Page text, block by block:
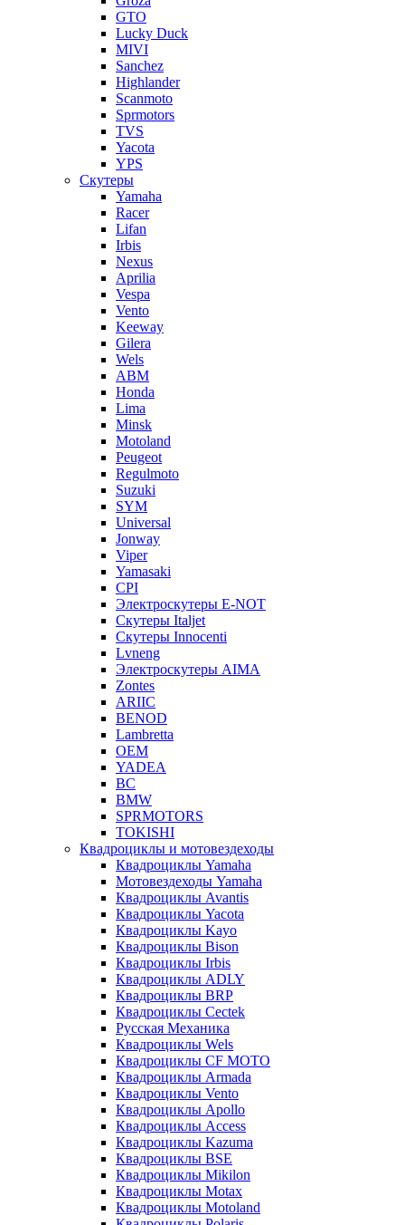
GTO
Lucky Duck
MIVI
Sanchez
Highlander
Scanmoto
Sprmotors
TVS
Yacota
YPS
Скутеры
Yamaha
Racer
Lifan
Irbis
Nexus
Aprilia
Vespa
Vento
Keeway
Gilera
Wels
ABM
Honda
Lima
Minsk
Motoland
Peugeot
Regulmoto
Suzuki
SYM
Universal
Jonway
Viper
Yamasaki
CPI
Электроскутеры E-NOT
Скутеры Italjet
Скутеры Innocenti
Lvneng
Электроскутеры AIMA
Zontes
ARIIC
BENOD
Lambretta
OEM
YADEA
BC
BMW
SPRMOTORS
TOKISHI
Квадроциклы и мотовездеходы
Квадроциклы Yamaha
Мотовездеходы Yamaha
Квадроциклы Avantis
Квадроциклы Yacota
Квадроциклы Kayo
Квадроциклы Bison
Квадроциклы Irbis
Квадроциклы ADLY
Квадроциклы BRP
Квадроциклы Cectek
Русская Механика
Квадроциклы Wels
Квадроциклы CF MOTO
Квадроциклы Armada
Квадроциклы Vento
Квадроциклы Apollo
Квадроциклы Access
Квадроциклы Kazuma
Квадроциклы BSE
Квадроциклы Mikilon
Квадроциклы Motax
Квадроциклы Motoland